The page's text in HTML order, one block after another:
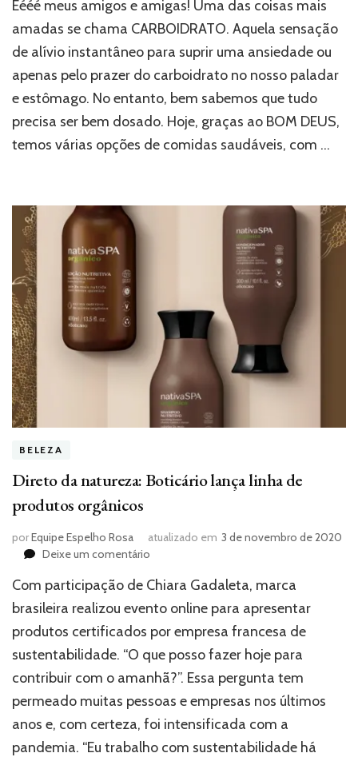
Marcas
LOW
de
Brasília,
do
almoço
ao
lanchinho
Éééé meus amigos e amigas! Uma das coisas mais
amadas se chama CARBOIDRATO. Aquela sensação
de alívio instantâneo para suprir uma ansiedade ou
apenas pelo prazer do carboidrato no nosso paladar
e estômago. No entanto, bem sabemos que tudo
precisa ser bem dosado. Hoje, graças ao BOM DEUS,
temos várias opções de comidas saudáveis, com …
BELEZA
Direto da natureza: Boticário lança linha de
produtos orgânicos
porEquipe Espelho Rosa atualizado em 3 de novembro de 2020
Deixe um comentário
da
natureza:
lança
linha
de
orgânicos
Com participação de Chiara Gadaleta, marca
brasileira realizou evento online para apresentar
produtos certificados por empresa francesa de
sustentabilidade. “O que posso fazer hoje para
contribuir com o amanhã?”. Essa pergunta tem
permeado muitas pessoas e empresas nos últimos
anos e, com certeza, foi intensificada com a
pandemia. “Eu trabalho com sustentabilidade há